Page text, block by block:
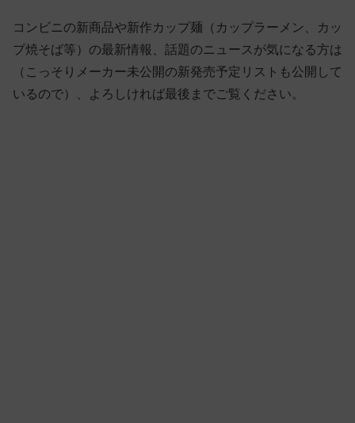
コンビニの新商品や新作カップ麺（カップラーメン、カッ
プ焼そば等）の最新情報、話題のニュースが気になる方は
（こっそりメーカー未公開の新発売予定リストも公開して
いるので）、よろしければ最後までご覧ください。